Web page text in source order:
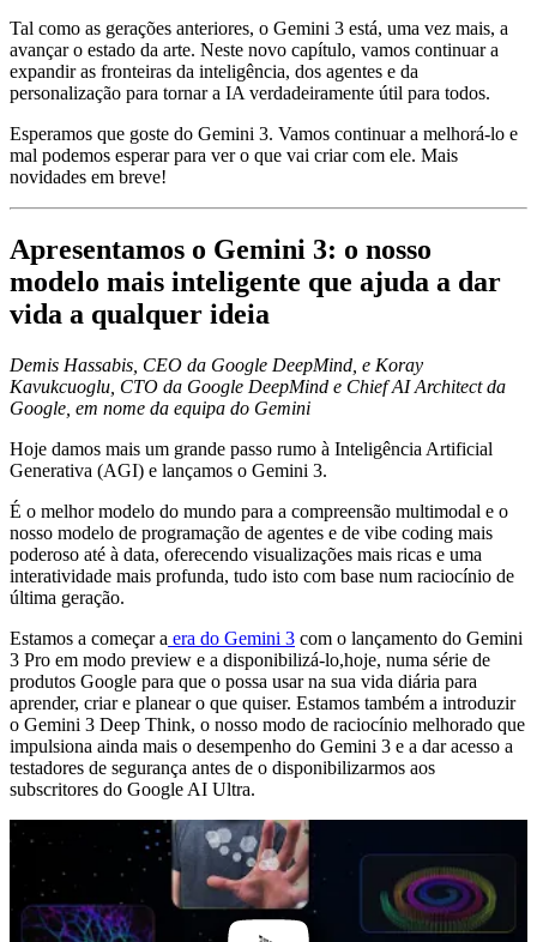
Tal como as gerações anteriores, o Gemini 3 está, uma vez mais, a
avançar o estado da arte. Neste novo capítulo, vamos continuar a
expandir as fronteiras da inteligência, dos agentes e da
personalização para tornar a IA verdadeiramente útil para todos.
Esperamos que goste do Gemini 3. Vamos continuar a melhorá-lo e
mal podemos esperar para ver o que vai criar com ele. Mais
novidades em breve!
Apresentamos o Gemini 3: o nosso
modelo mais inteligente que ajuda a dar
vida a qualquer ideia
Demis Hassabis, CEO da Google DeepMind, e Koray
Kavukcuoglu, CTO da Google DeepMind e Chief AI Architect da
Google, em nome da equipa do Gemini
Hoje damos mais um grande passo rumo à Inteligência Artificial
Generativa (AGI) e lançamos o Gemini 3.
É o melhor modelo do mundo para a compreensão multimodal e o
nosso modelo de programação de agentes e de vibe coding mais
poderoso até à data, oferecendo visualizações mais ricas e uma
interatividade mais profunda, tudo isto com base num raciocínio de
última geração.
Estamos a começar a era do Gemini 3 com o lançamento do Gemini
3 Pro em modo preview e a disponibilizá-lo,hoje, numa série de
produtos Google para que o possa usar na sua vida diária para
aprender, criar e planear o que quiser. Estamos também a introduzir
o Gemini 3 Deep Think, o nosso modo de raciocínio melhorado que
impulsiona ainda mais o desempenho do Gemini 3 e a dar acesso a
testadores de segurança antes de o disponibilizarmos aos
subscritores do Google AI Ultra.